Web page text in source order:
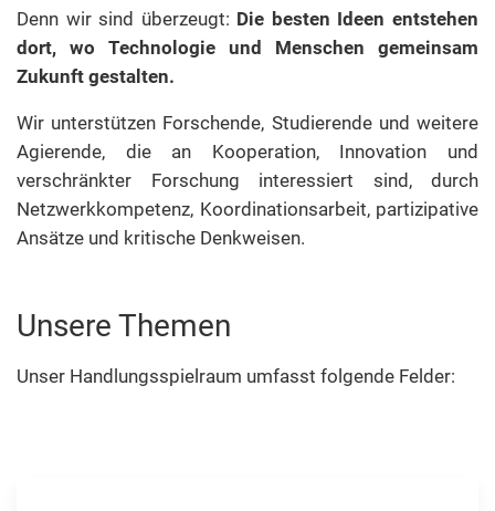
Denn wir sind überzeugt: Die besten Ideen entstehen
dort, wo Technologie und Menschen gemeinsam
Zukunft gestalten.
Wir unterstützen Forschende, Studierende und weitere
Agierende, die an Kooperation, Innovation und
verschränkter Forschung interessiert sind, durch
Netzwerkkompetenz, Koordinationsarbeit, partizipative
Ansätze und kritische Denkweisen.
Unsere Themen
Unser Handlungsspielraum umfasst folgende Felder: